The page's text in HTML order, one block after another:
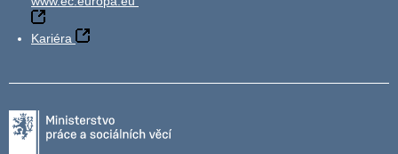
Kariéra